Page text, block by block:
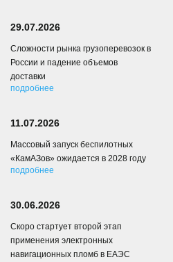
29.07.2026
Сложности рынка грузоперевозок в
России и падение объемов
доставки
подробнее
11.07.2026
Массовый запуск беспилотных
«КамАЗов» ожидается в 2028 году
подробнее
30.06.2026
Скоро стартует второй этап
применения электронных
навигационных пломб в ЕАЭС